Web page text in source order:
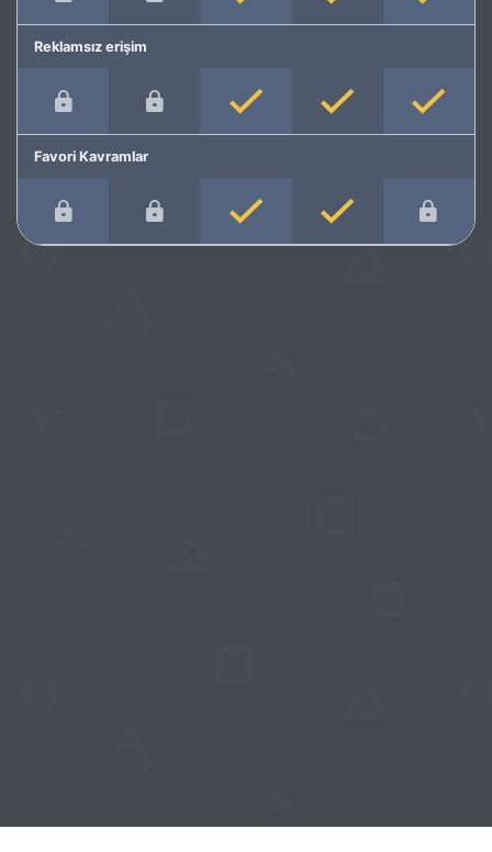
Reklamsız erişim
Favori Kavramlar